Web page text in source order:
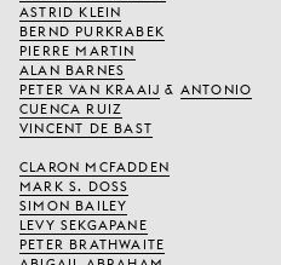
ASTRID KLEIN
BERND PURKRABEK
PIERRE MARTIN
ALAN BARNES
PETER VAN KRAAIJ & ANTONIO
CUENCA RUIZ
VINCENT DE BAST
CLARON MCFADDEN
MARK S. DOSS
SIMON BAILEY
LEVY SEKGAPANE
PETER BRATHWAITE